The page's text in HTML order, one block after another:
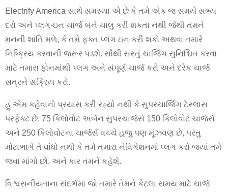
Electrify America સાથે સમસ્યા એ છે કે તમે એક જ સમયે સભ્ય
દરો અને પ્લગ-ઇન ચાર્જ બંને ચાલુ કરી શકતા નથી જેથી તમને
મનની શાંતિ મળે, કે તમે ફક્ત પ્લગ ઇન કરી શકો અથવા તમારે
નિષ્ક્રિય કરવાની જરૂર પડશે. સૌથી સસ્તું ચાર્જિંગ સુનિશ્ચિત કરવા
માટે તમારા ફોનમાંથી પ્લગ અને સંપૂર્ણ ચાર્જ કરો અને દરેક ચાર્જ
સત્રને સક્રિય કરો.
હું એમ કહેવાનો પ્રયાસ કરી રહ્યો નથી કે સુપરચાર્જિંગ ટેસ્લાસ
પરફેક્ટ છે, 75 કિલોવોટ અર્બન સુપરચાર્જર્સ 150 કિલોવોટ ચાર્જર્સ
અને 250 કિલોવોટના ચાર્જર્સ વચ્ચે હજુ પણ મૂંઝવણ છે, પરંતુ
મોટાભાગે તે વાંધો નથી કે તમે તમારા નેવિગેશનમાં પ્લગ કરો જ્યાં તમે
જવા માંગો છો. અને કાર તમને કહેશે.
વિશ્વસનીયતાના સંદર્ભમાં જો તમારે તેમને કેટલા સમય માટે ચાર્જ